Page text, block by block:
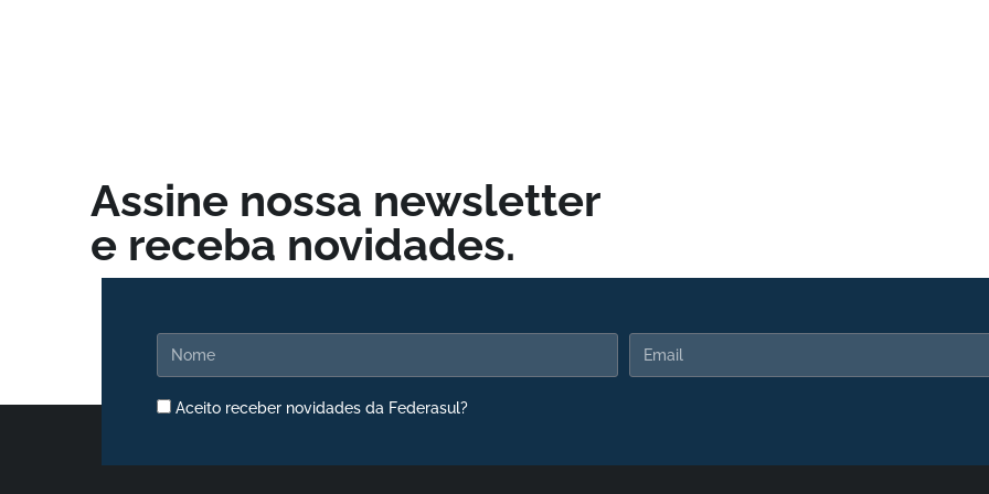
Assine nossa newsletter
e receba novidades.
Aceito receber novidades da Federasul?